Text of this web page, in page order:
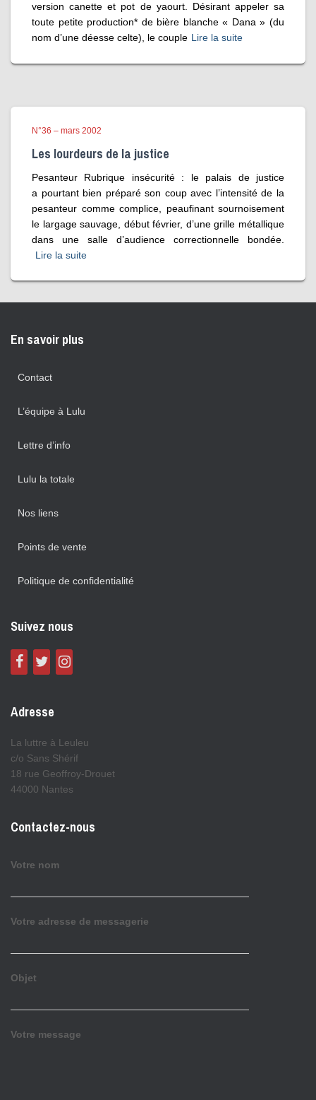
version canette et pot de yaourt. Désirant appeler sa
toute petite production* de bière blanche « Dana » (du
nom d’une déesse celte), le couple Lire la suite
N°36 – mars 2002
Les lourdeurs de la justice
Pesanteur Rubrique insécurité : le palais de justice
a pourtant bien préparé son coup avec l’intensité de la
pesanteur comme complice, peaufinant sournoisement
le largage sauvage, début février, d’une grille métallique
dans une salle d’audience correctionnelle bondée.
Lire la suite
En savoir plus
Contact
L’équipe à Lulu
Lettre d’info
Lulu la totale
Nos liens
Points de vente
Politique de confidentialité
Suivez nous
Adresse
La luttre à Leuleu
c/o Sans Shérif
18 rue Geoffroy-Drouet
44000 Nantes
Contactez-nous
Votre nom
Votre adresse de messagerie
Objet
Votre message